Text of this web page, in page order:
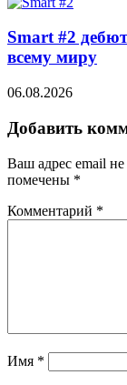
Smart #2
всему миру
06.08.2026
Добавить
Ваш адрес email не
помечены *
Комментарий *
Имя *